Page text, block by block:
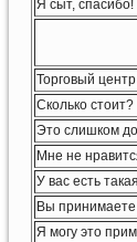
Я сыт, спасибо!
Торговый центр
Сколько стоит?
Это слишком
Мне не
У вас есть
Вы
Я могу это